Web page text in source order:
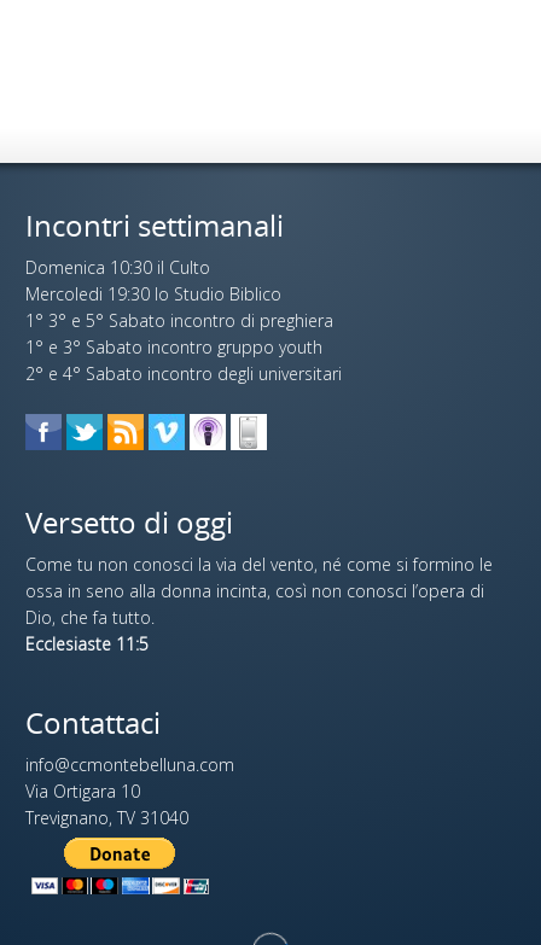
Incontri settimanali
Domenica 10:30 il Culto
Mercoledi 19:30 lo Studio Biblico
1° 3° e 5° Sabato incontro di preghiera
1° e 3° Sabato incontro gruppo youth
2° e 4° Sabato incontro degli universitari
Versetto di oggi
Come tu non conosci la via del vento, né come si formino le
ossa in seno alla donna incinta, così non conosci l’opera di
Dio, che fa tutto.
Ecclesiaste 11:5
Contattaci
info@ccmontebelluna.com
Via Ortigara 10
Trevignano, TV 31040